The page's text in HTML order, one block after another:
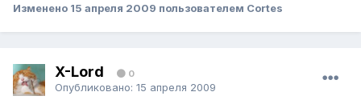
Изменено 15 апреля 2009 пользователем Cortes
X-Lord 0
Опубликовано: 15 апреля 2009